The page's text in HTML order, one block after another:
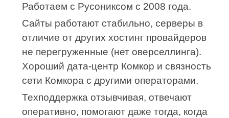
Работаем с Русониксом с 2008 года.
Сайты работают стабильно, серверы в
отличие от других хостинг провайдеров
не перегруженные (нет оверселлинга).
Хороший дата-центр Комкор и связность
сети Комкора с другими операторами.
Техподдержка отзывчивая, отвечают
оперативно, помогают даже тогда, когда